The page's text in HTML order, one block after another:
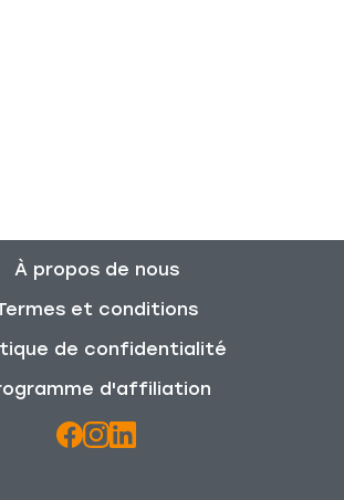
À propos de nous
et conditions
de confidentialité
d'affiliation